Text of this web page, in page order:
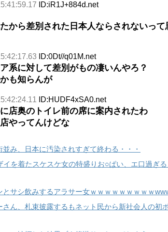
ID:iR1J+884d.net
から差別された日本人ならされないっ
ID:0Dt//q01M.net
系に対して差別がもの凄いんやろ？
も知らんが
ID:HUDF4xSA0.net
店奥のトイレ前の席に案内されたわ
やってんけどな
並み、日本に汚染されすぎて終わる・・・
イを着たスケスケ女の特盛りお○ぱい、エ口過ぎ
とサシ飲みするアラサー女ｗｗｗｗｗｗｗｗｗ
さん、札束披露するもネット民から新社会人の初